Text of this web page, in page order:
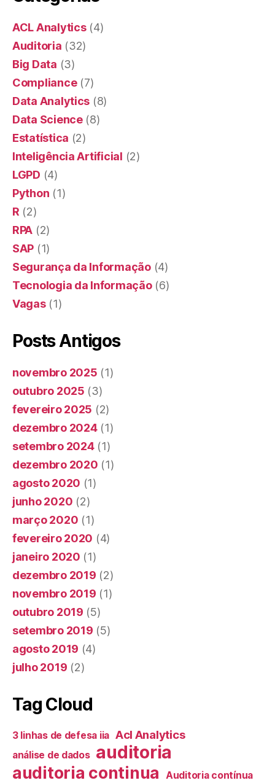
ACL Analytics(4)
Auditoria (32)
Big Data (3)
Compliance(7)
Data Analytics (8)
Data Science(8)
Estatística (2)
Inteligência Artificial (2)
LGPD (4)
Python (1)
R (2)
RPA (2)
SAP (1)
Segurança da Informação(4)
Tecnologia da Informação(6)
Vagas(1)
Posts Antigos
novembro 2025 (1)
outubro 2025 (3)
fevereiro 2025 (2)
dezembro 2024(1)
setembro 2024(1)
dezembro 2020 (1)
agosto 2020 (1)
junho 2020 (2)
março 2020 (1)
fevereiro 2020 (4)
janeiro 2020 (1)
dezembro 2019 (2)
novembro 2019 (1)
outubro 2019 (5)
setembro 2019 (5)
agosto 2019 (4)
julho 2019 (2)
Tag Cloud
3 linhas de defesa iia Acl Analytics
análise de dados auditoria
auditoria continua Auditoria contínua